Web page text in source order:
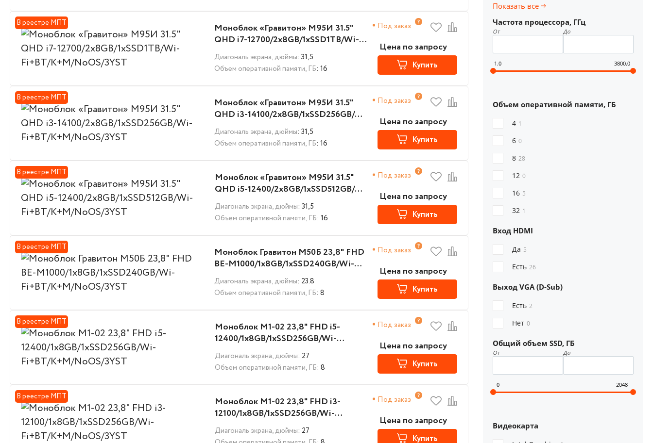
В реестре МПТ
Моноблок «Гравитон» М95И 31.5"
QHD i7-12700/2x8GB/1xSSD1TB/Wi-
Fi+BT/K+M/NoOS/3YST
Диагональ экрана, дюймы: 31,5
Объем оперативной памяти, ГБ: 16
Цена по запросу
Под заказ
Купить
В реестре МПТ
Моноблок «Гравитон» М95И 31.5"
QHD i3-14100/2x8GB/1xSSD256GB/Wi-
Fi+BT/K+M/NoOS/3YST
Диагональ экрана, дюймы: 31,5
Объем оперативной памяти, ГБ: 16
Цена по запросу
Под заказ
Купить
В реестре МПТ
Моноблок «Гравитон» М95И 31.5"
QHD i5-12400/2x8GB/1xSSD512GB/Wi-
Fi+BT/K+M/NoOS/3YST
Диагональ экрана, дюймы: 31,5
Объем оперативной памяти, ГБ: 16
Цена по запросу
Под заказ
Купить
В реестре МПТ
Моноблок Гравитон М50Б 23,8" FHD
BE-M1000/1x8GB/1xSSD240GB/Wi-
Fi+BT/K+M/NoOS/3YST
Диагональ экрана, дюймы: 23.8
Объем оперативной памяти, ГБ: 8
Цена по запросу
Под заказ
Купить
В реестре МПТ
Моноблок М1-02 23,8" FHD i5-
12400/1x8GB/1xSSD256GB/Wi-
Fi+BT/K+M/NoOS/3YST
Диагональ экрана, дюймы: 27
Объем оперативной памяти, ГБ: 8
Цена по запросу
Под заказ
Купить
В реестре МПТ
Моноблок М1-02 23,8" FHD i3-
12100/1x8GB/1xSSD256GB/Wi-
Fi+BT/K+M/NoOS/3YST
Диагональ экрана, дюймы: 27
Цена по запросу
Под заказ
Купить
Показать все
Частота процессора, ГГц
От До
1.0 3800.0
Объем оперативной памяти, ГБ
4 1
6 0
8 28
12 0
16 5
32 1
Вход HDMI
Да 5
Есть 26
Выход VGA (D-Sub)
Есть 2
Нет 0
Общий объем SSD, ГБ
От До
0 2048
Видеокарта